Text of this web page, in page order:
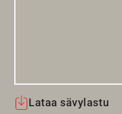
Lataa sävylastu